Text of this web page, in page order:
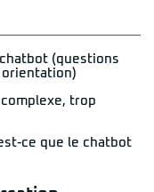
(questions
trop
ce que le chatbot